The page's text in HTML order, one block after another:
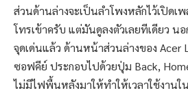
ส่วนด้านล่างจะเป็นลำโพงหลักไว้เปิดเพ
โทรเข้าครับ แต่มันดูลงตัวเลยทีเดียว นอ
จุดเด่นแล้ว ด้านหน้าส่วนล่างของ Acer
ซอฟคีย์ ประกอบไปด้วยปุ่ม Back,
ไม่มีไฟพื้นหลังมาให้ทำให้เวลาใช้งานใ